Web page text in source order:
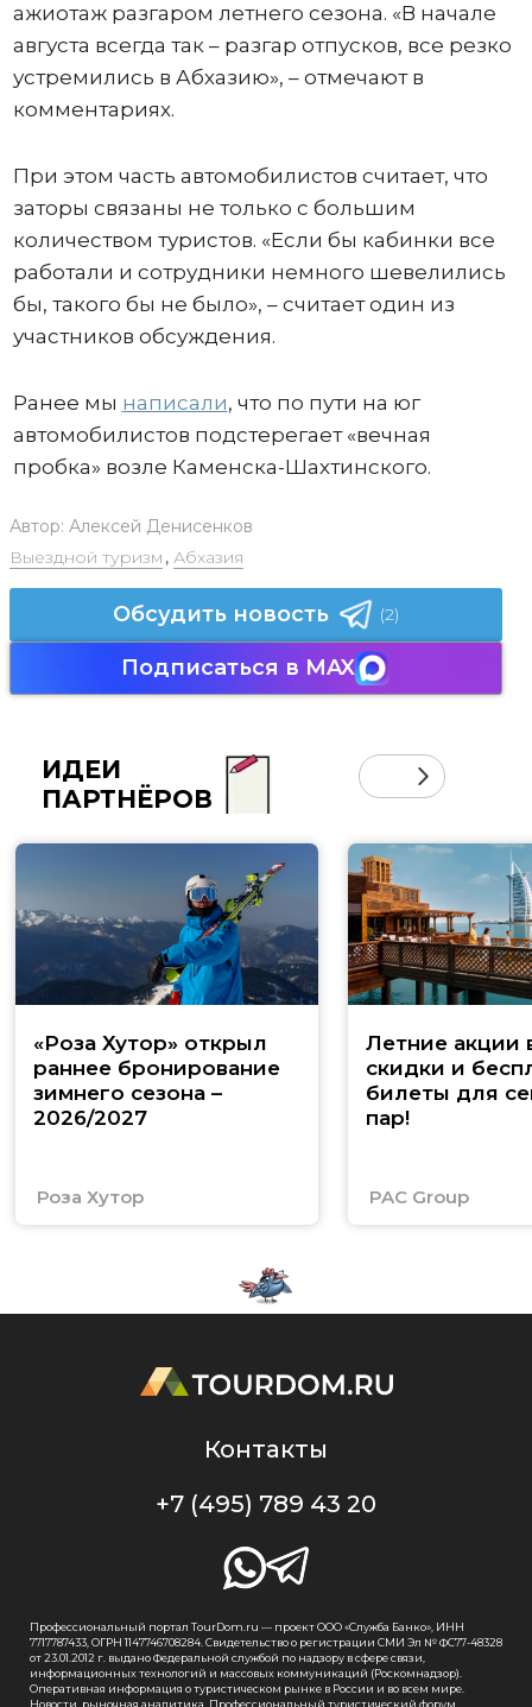
ажиотаж разгаром летнего сезона. «В начале
августа всегда так – разгар отпусков, все резко
устремились в Абхазию», – отмечают в
комментариях.
При этом часть автомобилистов считает, что
заторы связаны не только с большим
количеством туристов. «Если бы кабинки все
работали и сотрудники немного шевелились
бы, такого бы не было», – считает один из
участников обсуждения.
Ранее мы написали, что по пути на юг
автомобилистов подстерегает «вечная
пробка» возле Каменска-Шахтинского.
Автор: Алексей Денисенков
Выездной туризм , Абхазия
Обсудить новость (2)
Подписаться в MAX
ИДЕИ
ПАРТНЁРОВ
«Роза Хутор» открыл
раннее бронирование
зимнего сезона –
2026/2027
Роза Хутор
Летние акции
скидки и
билеты для
пар!
PAC Group
Контакты
+7 (495) 789 43 20
Профессиональный портал TourDom.ru — проект ООО «Служба Банко», ИНН
7717787433, ОГРН 1147746708284. Свидетельство о регистрации СМИ Эл № ФС77-48328
от 23.01.2012 г. выдано Федеральной службой по надзору в сфере связи,
информационных технологий и массовых коммуникаций (Роскомнадзор).
Оперативная информация о туристическом рынке в России и во всем мире.
Новости, рыночная аналитика. Профессиональный туристический форум.